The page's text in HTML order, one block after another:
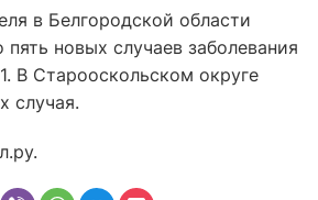
в Белгородской области
пять новых случаев заболевания
В Старооскольском округе
случая.